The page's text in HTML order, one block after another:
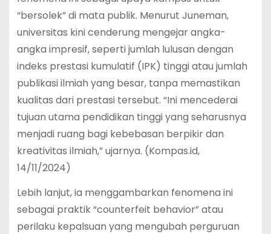
“bersolek” di mata publik. Menurut Juneman,
universitas kini cenderung mengejar angka-
angka impresif, seperti jumlah lulusan dengan
indeks prestasi kumulatif (IPK) tinggi atau jumlah
publikasi ilmiah yang besar, tanpa memastikan
kualitas dari prestasi tersebut. “Ini mencederai
tujuan utama pendidikan tinggi yang seharusnya
menjadi ruang bagi kebebasan berpikir dan
kreativitas ilmiah,” ujarnya. (Kompas.id,
14/11/2024)
Lebih lanjut, ia menggambarkan fenomena ini
sebagai praktik “counterfeit behavior” atau
perilaku kepalsuan yang mengubah perguruan